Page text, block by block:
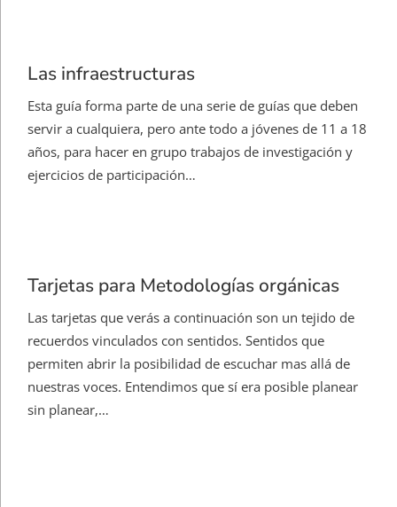
Las infraestructuras
Esta guía forma parte de una serie de guías que deben
servir a cualquiera, pero ante todo a jóvenes de 11 a 18
años, para hacer en grupo trabajos de investigación y
ejercicios de participación…
Tarjetas para Metodologías orgánicas
Las tarjetas que verás a continuación son un tejido de
recuerdos vinculados con sentidos. Sentidos que
permiten abrir la posibilidad de escuchar mas allá de
nuestras voces. Entendimos que sí era posible planear
sin planear,…